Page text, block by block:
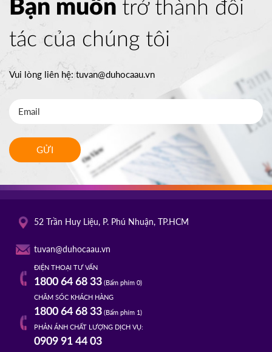
Bạn muốn trở thành đối
tác của chúng tôi
Vui lòng liên hệ:tuvan@duhocaau.vn
GỬI
52 Trần Huy Liệu, P. Phú Nhuận, TP.HCM
tuvan@duhocaau.vn
ĐIỆN THOẠI TƯ VẤN
1800 64 68 33(Bấm phím 0)
CHĂM SÓC KHÁCH HÀNG
1800 64 68 33(Bấm phím 1)
PHẢN ÁNH CHẤT LƯỢNG DỊCH VỤ:
0909 91 44 03